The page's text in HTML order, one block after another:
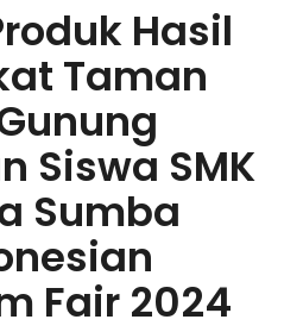
Hasil
Taman
Siswa SMK
Sumba
Fair 2024